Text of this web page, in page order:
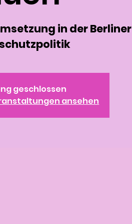
in der Berliner
geschlossen
ansehen